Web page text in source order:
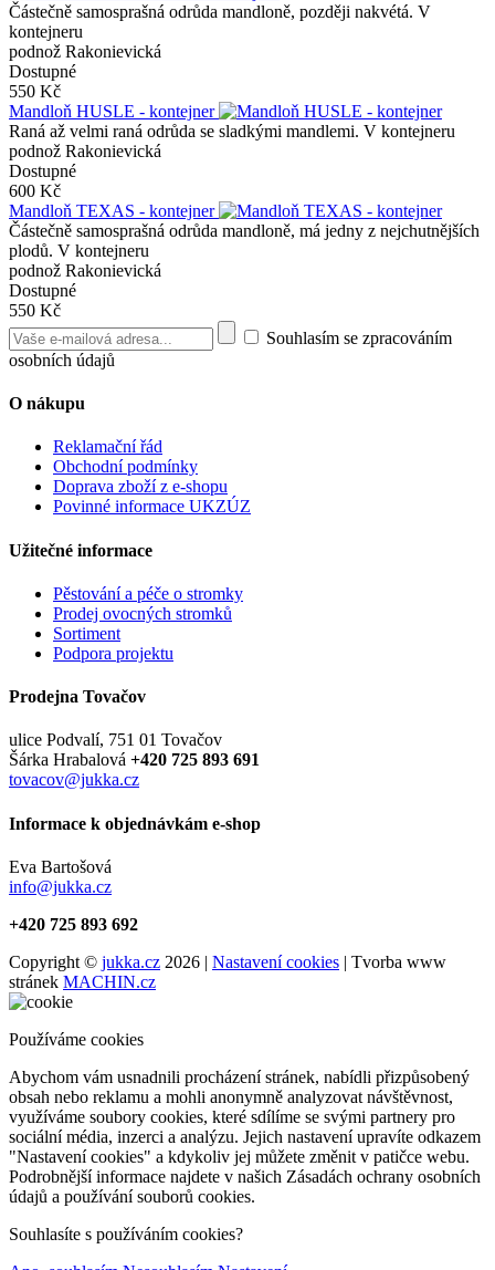
Částečně samosprašná odrůda mandloně, později nakvétá. V
kontejneru
podnož Rakonievická
Dostupné
550 Kč
Mandloň HUSLE - kontejner
Raná až velmi raná odrůda se sladkými mandlemi. V kontejneru
podnož Rakonievická
Dostupné
600 Kč
Mandloň TEXAS - kontejner
Částečně samosprašná odrůda mandloně, má jedny z nejchutnějších
plodů. V kontejneru
podnož Rakonievická
Dostupné
550 Kč
Souhlasím se zpracováním
osobních údajů
O nákupu
Reklamační řád
Obchodní podmínky
Doprava zboží z e-shopu
Povinné informace UKZÚZ
Užitečné informace
Pěstování a péče o stromky
Prodej ovocných stromků
Sortiment
Podpora projektu
Prodejna Tovačov
ulice Podvalí, 751 01 Tovačov
Šárka Hrabalová +420 725 893 691
tovacov@jukka.cz
Informace k objednávkám e-shop
Eva Bartošová
info@jukka.cz
+420 725 893 692
Copyright © jukka.cz 2026 | Nastavení cookies | Tvorba www
stránek MACHIN.cz
Používáme cookies
Abychom vám usnadnili procházení stránek, nabídli přizpůsobený
obsah nebo reklamu a mohli anonymně analyzovat návštěvnost,
využíváme soubory cookies, které sdílíme se svými partnery pro
sociální média, inzerci a analýzu. Jejich nastavení upravíte odkazem
"Nastavení cookies" a kdykoliv jej můžete změnit v patičce webu.
Podrobnější informace najdete v našich Zásadách ochrany osobních
údajů a používání souborů cookies.
Souhlasíte s používáním cookies?